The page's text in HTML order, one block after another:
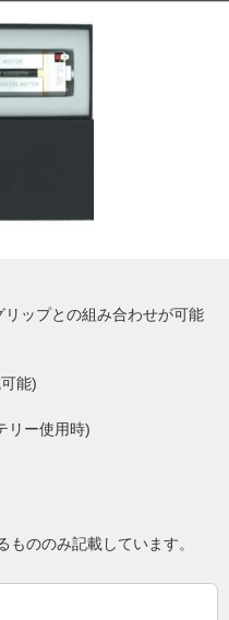
ップとの組み合わせが可能
能)
リー使用時)
ののみ記載しています。